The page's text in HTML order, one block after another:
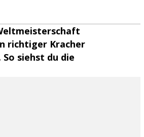
richtiger Kracher
siehst du die